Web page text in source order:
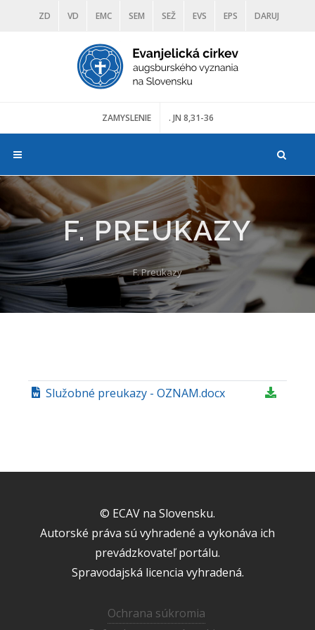
ZD VD EMC SEM SEŽ EVS EPS DARUJ
DIAKONIA ŠKOLY TRANOSCIUS
ZAMYSLENIE . JN 8,31-36
F. PREUKAZY
F. Preukazy
Služobné preukazy - OZNAM.docx
© ECAV na Slovensku.
Autorské práva sú vyhradené a vykonáva ich
prevádzkovateľ portálu.
Spravodajská licencia vyhradená.
Ochrana súkromia